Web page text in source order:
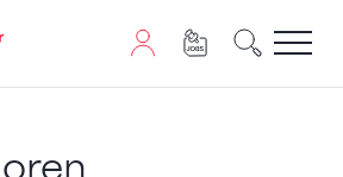
Seite wird JavaScript benötigt.